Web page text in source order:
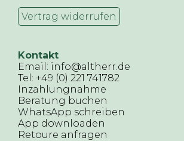
Vertrag widerrufen
Kontakt
Email: info@altherr.de
Tel: +49 (0) 221 741782
Inzahlungnahme
Beratung buchen
WhatsApp schreiben
App downloaden
Retoure anfragen